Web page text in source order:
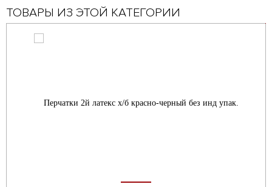
ТОВАРЫ ИЗ ЭТОЙ КАТЕГОРИИ